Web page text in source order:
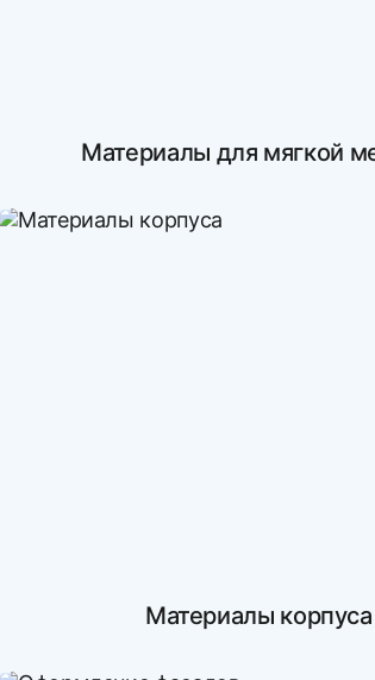
Материалы для мягкой
Материалы корпуса